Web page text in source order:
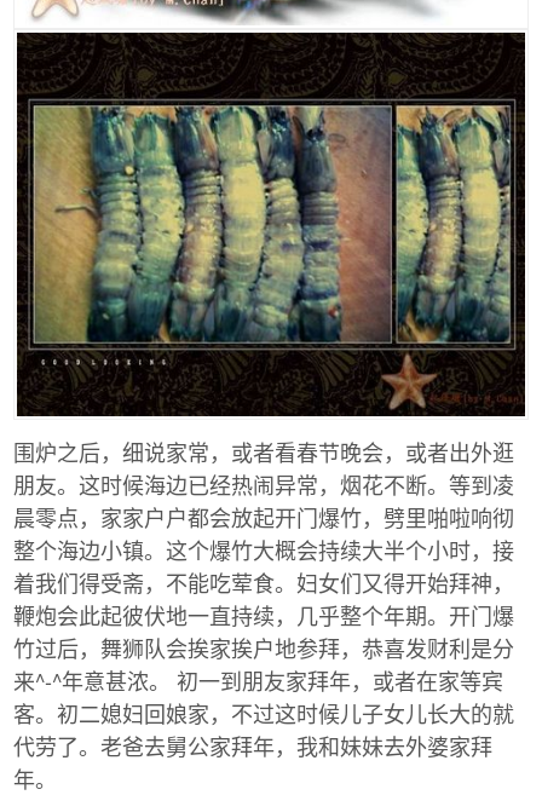
围炉之后，细说家常，或者看春节晚会，或者出外逛
朋友。这时候海边已经热闹异常，烟花不断。等到凌
晨零点，家家户户都会放起开门爆竹，劈里啪啦响彻
整个海边小镇。这个爆竹大概会持续大半个小时，接
着我们得受斋，不能吃荤食。妇女们又得开始拜神，
鞭炮会此起彼伏地一直持续，几乎整个年期。开门爆
竹过后，舞狮队会挨家挨户地参拜，恭喜发财利是分
来^-^年意甚浓。 初一到朋友家拜年，或者在家等宾
客。初二媳妇回娘家，不过这时候儿子女儿长大的就
代劳了。老爸去舅公家拜年，我和妹妹去外婆家拜
年。